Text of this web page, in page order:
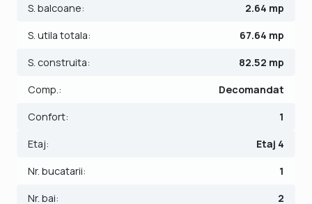
- Bucatarie cu balcon;
- Baie;
- 2 Dormitoare;
Finisajele interioare sunt moderne:
- Usi interioare: panel cu sticla;
- Podele: parchet, gresie.
S. balcoane: 2.64 mp
S. utila totala: 67.64 mp
S. construita: 82.52 mp
Comp.: Decomandat
Confort: 1
Etaj: Etaj 4
Nr. bucatarii: 1
Nr. bai: 2